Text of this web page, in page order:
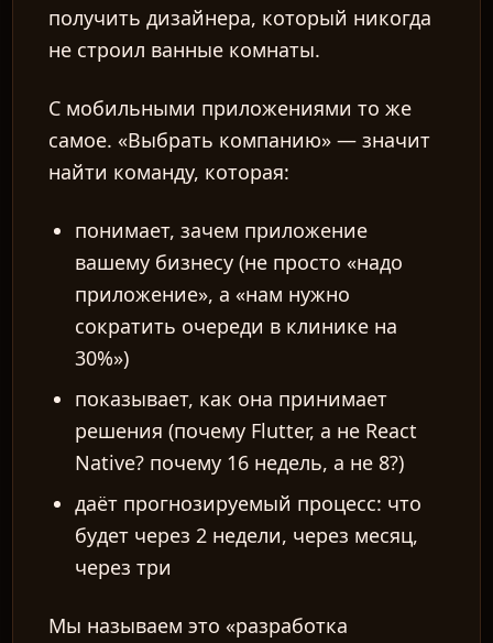
получить дизайнера, который никогда
не строил ванные комнаты.
С мобильными приложениями то же
самое. «Выбрать компанию» — значит
найти команду, которая:
понимает, зачем приложение
вашему бизнесу (не просто «надо
приложение», а «нам нужно
сократить очереди в клинике на
30%»)
показывает, как она принимает
решения (почему Flutter, а не React
Native? почему 16 недель, а не 8?)
даёт прогнозируемый процесс: что
будет через 2 недели, через месяц,
через три
Мы называем это «разработка